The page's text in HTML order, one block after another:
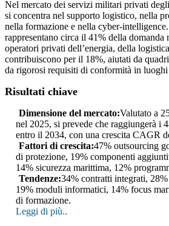
Nel mercato dei servizi militari privati
si concentra nel supporto logistico, nella
nella formazione e nella cyber-
rappresentano circa il 41% della domanda
operatori privati ​​dell’energia, della
contribuiscono per il 18%, aiutati da
da rigorosi requisiti di conformità in
Risultati chiave
Dimensione del mercato:Valutato a
nel 2025, si prevede che raggiungerà i
entro il 2034, con una crescita CAGR
Fattori di crescita:47% outsourcing
di protezione, 19% componenti
14% sicurezza marittima, 12%
Tendenze:34% contratti integrati,
19% moduli informatici, 14% focus
di formazione.
Leggi di più..